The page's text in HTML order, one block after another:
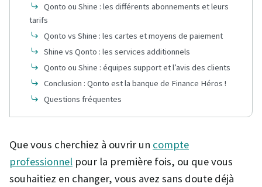
Qonto ou Shine : les différents abonnements et leurs
tarifs
Qonto vs Shine : les cartes et moyens de paiement
Shine vs Qonto : les services additionnels
Qonto ou Shine : équipes support et l’avis des clients
Conclusion : Qonto est la banque de Finance Héros !
Questions fréquentes
Que vous cherchiez à ouvrir un compte
professionnel pour la première fois, ou que vous
souhaitiez en changer, vous avez sans doute déjà